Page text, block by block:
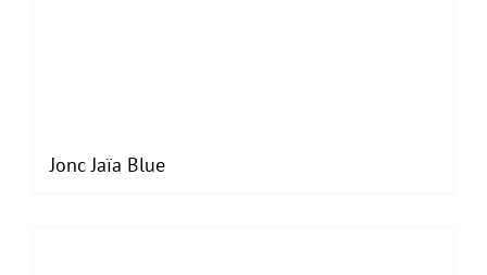
Jonc Jaïa Blue